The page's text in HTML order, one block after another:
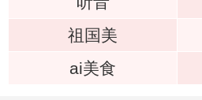
祖国美
ai美食